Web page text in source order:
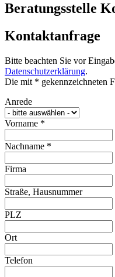
Beratungsstelle
Kontaktanfrage
Bitte beachten Sie vor
Datenschutzerklärung.
Die mit * gekennzeichneten
Anrede
Vorname *
Nachname *
Firma
Straße, Hausnummer
PLZ
Ort
Telefon